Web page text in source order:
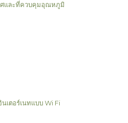
ศและที่ควบคุมอุณหภูมิ
เตอร์เนทแบบ Wi Fi